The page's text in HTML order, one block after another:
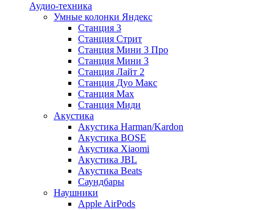
Аудио-техника
Умные колонки Яндекс
Станция 3
Станция Стрит
Станция Мини 3 Про
Станция Мини 3
Станция Лайт 2
Станция Дуо Макс
Станция Max
Станция Миди
Акустика
Акустика Harman/Kardon
Акустика BOSE
Акустика Xiaomi
Акустика JBL
Акустика Beats
Саундбары
Наушники
Apple AirPods